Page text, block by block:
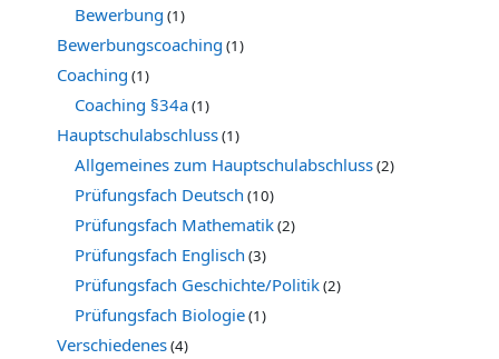
Bewerbung (1)
Bewerbungscoaching (1)
Coaching (1)
Coaching §34a(1)
Hauptschulabschluss(1)
Allgemeines zum Hauptschulabschluss(2)
Prüfungsfach Deutsch (10)
Prüfungsfach Mathematik(2)
Prüfungsfach Englisch (3)
Prüfungsfach Geschichte/Politik(2)
Prüfungsfach Biologie(1)
Verschiedenes(4)